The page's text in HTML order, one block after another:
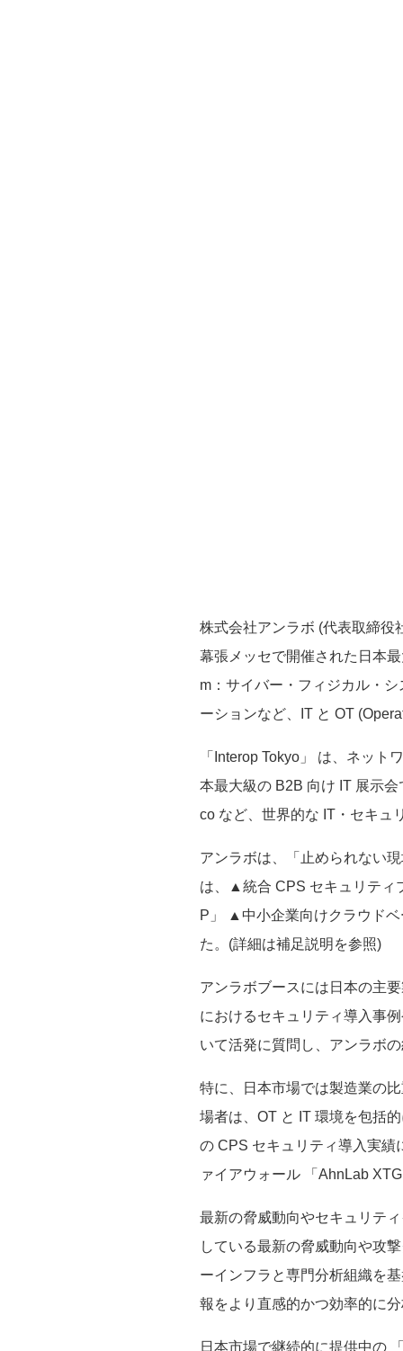
株式会社アンラボ (代表取締役
幕張メッセで開催された日本
m：サイバー・フィジカル・
ーションなど、IT と OT
「Interop Tokyo」 は、ネッ
本最大級の B2B 向け IT 展示
co など、世界的な IT・セキュ
アンラボは、「止められない
は、▲統合 CPS セキュリティ
P」 ▲中小企業向けクラウド
た。(詳細は補足説明を参照)
アンラボブースには日本の主
におけるセキュリティ導入事
いて活発に質問し、アンラボ
特に、日本市場では製造業の
場者は、OT と IT 環境を包括
の CPS セキュリティ導入実績
ァイアウォール 「AhnLab
最新の脅威動向やセキュリテ
している最新の脅威動向や攻
ーインフラと専門分析組織を
報をより直感的かつ効率的に
日本市場で継続的に提供中の